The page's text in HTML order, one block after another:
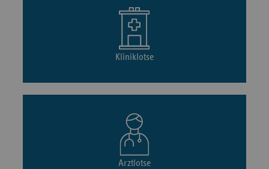
Kliniklotse
Arztlotse